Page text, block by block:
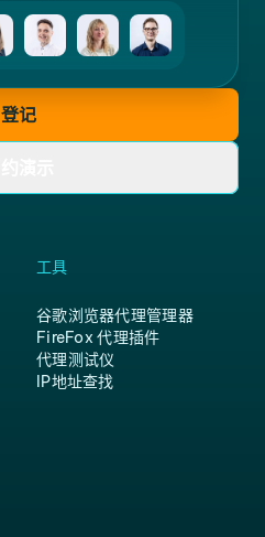
登记
工具
谷歌浏览器代理管理器
FireFox 代理插件
代理测试仪
IP地址查找